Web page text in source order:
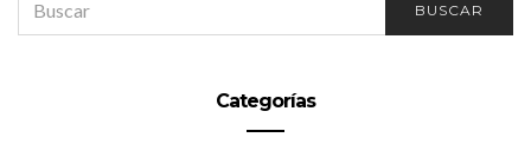
FOR:
BUSCAR
Categorías